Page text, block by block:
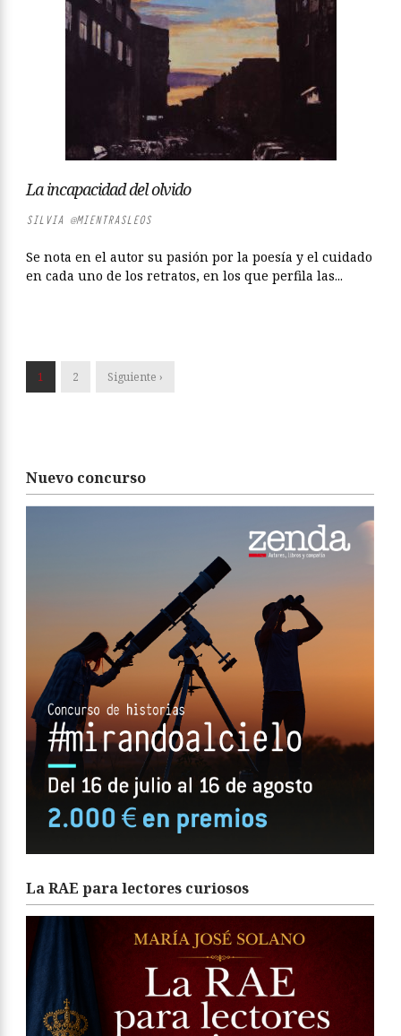
La incapacidad del olvido
SILVIA @MIENTRASLEOS
Se nota en el autor su pasión por la poesía y el cuidado
en cada uno de los retratos, en los que perfila las...
1 2 Siguiente ›
Nuevo concurso
La RAE para lectores curiosos